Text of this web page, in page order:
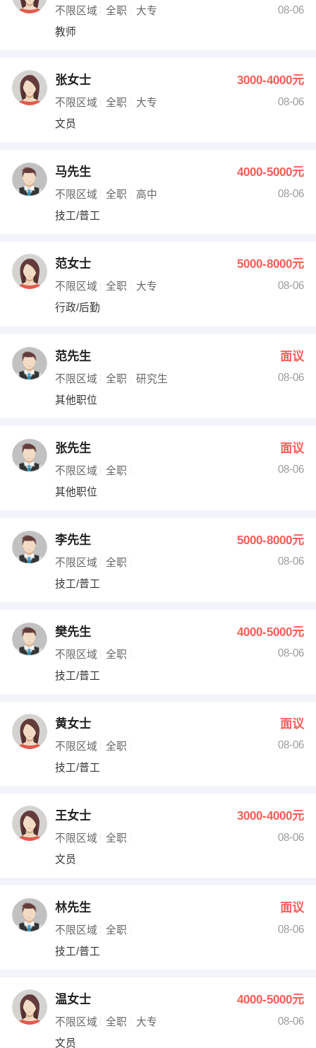
不限区域 全职 大专
08-06
教师
张女士 3000-4000元
不限区域 全职 大专
08-06
文员
马先生 4000-5000元
不限区域 全职 高中
08-06
技工/普工
范女士 5000-8000元
不限区域 全职 大专
08-06
行政/后勤
范先生 面议
不限区域 全职 研究生
08-06
其他职位
张先生 面议
不限区域 全职
08-06
其他职位
李先生 5000-8000元
不限区域 全职
08-06
技工/普工
樊先生 4000-5000元
不限区域 全职
08-06
技工/普工
黄女士 面议
不限区域 全职
08-06
技工/普工
王女士 3000-4000元
不限区域 全职
08-06
文员
林先生 面议
不限区域 全职
08-06
技工/普工
温女士 4000-5000元
不限区域 全职 大专
08-06
文员